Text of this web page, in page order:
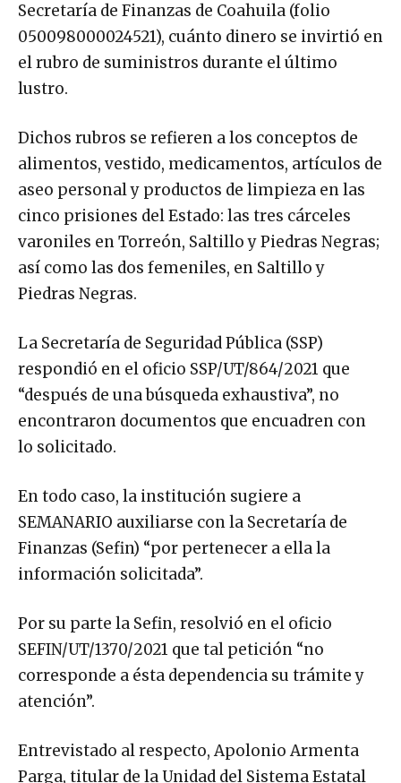
050098000024521), cuánto dinero se invirtió en
el rubro de suministros durante el último
lustro.
Dichos rubros se refieren a los conceptos de
alimentos, vestido, medicamentos, artículos de
aseo personal y productos de limpieza en las
cinco prisiones del Estado: las tres cárceles
varoniles en Torreón, Saltillo y Piedras Negras;
así como las dos femeniles, en Saltillo y
Piedras Negras.
La Secretaría de Seguridad Pública (SSP)
respondió en el oficio SSP/UT/864/2021 que
“después de una búsqueda exhaustiva”, no
encontraron documentos que encuadren con
lo solicitado.
En todo caso, la institución sugiere a
SEMANARIO auxiliarse con la Secretaría de
Finanzas (Sefin) “por pertenecer a ella la
información solicitada”.
Por su parte la Sefin, resolvió en el oficio
SEFIN/UT/1370/2021 que tal petición “no
corresponde a ésta dependencia su trámite y
atención”.
Entrevistado al respecto, Apolonio Armenta
Parga, titular de la Unidad del Sistema Estatal